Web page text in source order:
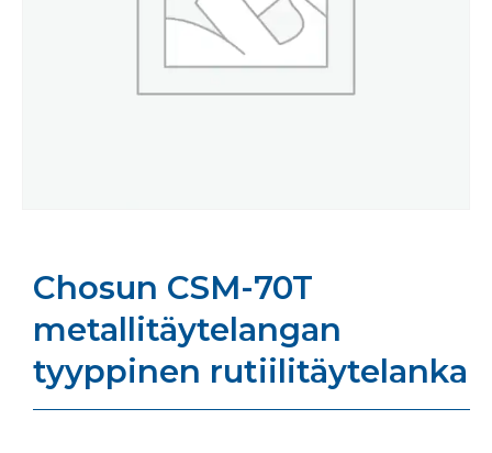
Chosun CSM-70T
metallitäytelangan
tyyppinen rutiilitäytelanka